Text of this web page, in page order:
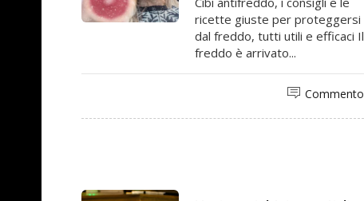
ricette giuste per proteggersi
dal freddo, tutti utili e efficaci Il
freddo è arrivato...
Commento